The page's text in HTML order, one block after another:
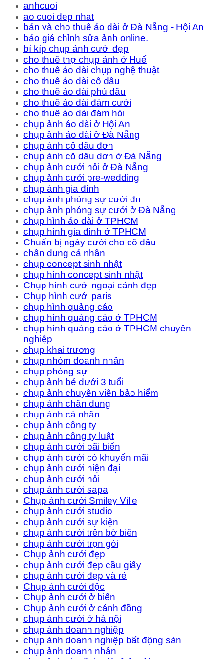
anhcuoi
ao cuoi dep nhat
bán và cho thuê áo dài ở Đà Nẵng - Hội An
báo giá chỉnh sửa ảnh online.
bí kíp chụp ảnh cưới đẹp
cho thuê thợ chụp ảnh ở Huế
cho thuê áo dài chụp nghệ thuật
cho thuê áo dài cô dâu
cho thuê áo dài phù dâu
cho thuê áo dài đám cưới
cho thuê áo dài đám hỏi
chụp ảnh áo dài ở Hội An
chụp ảnh áo dài ở Đà Nẵng
chụp ảnh cô dâu đơn
chụp ảnh cô dâu đơn ở Đà Nẵng
chụp ảnh cưới hỏi ở Đà Nẵng
chụp ảnh cưới pre-wedding
chụp ảnh gia đình
chụp ảnh phóng sự cưới đn
chụp ảnh phóng sự cưới ở Đà Nẵng
chụp hình áo dài ở TPHCM
chụp hình gia đình ở TPHCM
Chuẩn bị ngày cưới cho cô dâu
chân dung cá nhân
chụp concept sinh nhật
chụp hình concept sinh nhật
Chụp hình cưới ngoại cảnh đẹp
Chụp hình cưới paris
chụp hình quảng cáo
chụp hình quảng cáo ở TPHCM
chụp hình quảng cáo ở TPHCM chuyên
nghiệp
chụp khai trương
chụp nhóm doanh nhân
chụp phóng sự
chụp ảnh bé dưới 3 tuổi
chụp ảnh chuyên viên bảo hiểm
chụp ảnh chân dung
chụp ảnh cá nhân
chụp ảnh công ty
chụp ảnh công ty luật
chụp ảnh cưới bãi biển
chụp ảnh cưới có khuyến mãi
chụp ảnh cưới hiện đại
chụp ảnh cưới hỏi
chụp ảnh cưới sapa
Chụp ảnh cưới Smiley Ville
chụp ảnh cưới studio
chụp ảnh cưới sự kiện
chụp ảnh cưới trên bờ biển
chụp ảnh cưới trọn gói
Chụp ảnh cưới đẹp
chụp ảnh cưới đẹp cầu giấy
chụp ảnh cưới đẹp và rẻ
Chụp ảnh cưới độc
Chụp ảnh cưới ở biển
Chụp ảnh cưới ở cánh đồng
chụp ảnh cưới ở hà nội
chụp ảnh doanh nghiệp
chụp ảnh doanh nghiệp bất động sản
chụp ảnh doanh nhân